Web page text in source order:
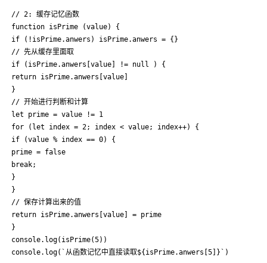
// 2: 缓存记忆函数
function isPrime (value) {
if (!isPrime.anwers) isPrime.anwers = {}
// 先从缓存里面取
if (isPrime.anwers[value] != null ) {
return isPrime.anwers[value]
}
// 开始进行判断和计算
let prime = value != 1
for (let index = 2; index < value; index++) {
if (value % index == 0) {
prime = false
break;
}
}
// 保存计算出来的值
return isPrime.anwers[value] = prime
}
console.log(isPrime(5))
console.log(`从函数记忆中直接读取${isPrime.anwers[5]}`)